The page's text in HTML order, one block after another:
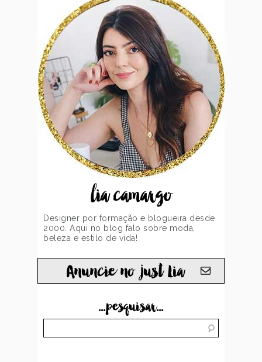
lia camargo
Designer por formação e blogueira desde
2000. Aqui no blog falo sobre moda,
beleza e estilo de vida!
Anuncie no just Lia
...pesquisar...